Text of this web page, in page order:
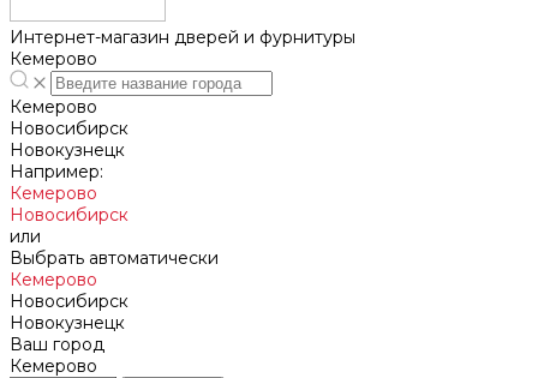
Интернет-магазин дверей и фурнитуры
Кемерово
Кемерово
Новосибирск
Новокузнецк
Например:
Кемерово
Новосибирск
или
Выбрать автоматически
Кемерово
Новосибирск
Новокузнецк
Ваш город
Кемерово